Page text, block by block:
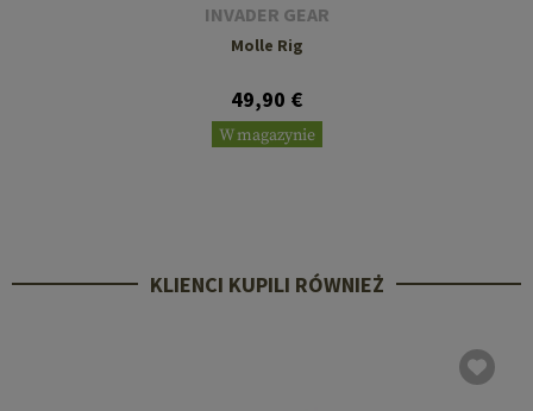
INVADER GEAR
Molle Rig
49,90 €
W magazynie
KLIENCI KUPILI RÓWNIEŻ